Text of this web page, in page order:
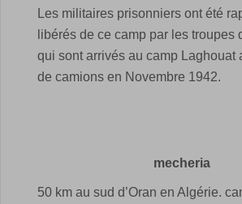
Les militaires prisonniers ont été
libérés de ce camp par les troupes
qui sont arrivés au camp Laghouat
de camions en Novembre 1942.
mecheria
50 km au sud d’Oran en Algérie.